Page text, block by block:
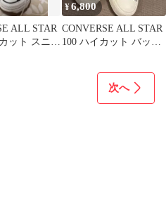
ALL STAR
ット スニー
¥6,800
CONVERSE ALL STAR
100 ハイカット バック
次へ